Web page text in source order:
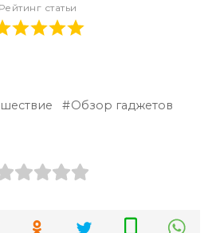
Рейтинг статьи
Обзор гаджетов